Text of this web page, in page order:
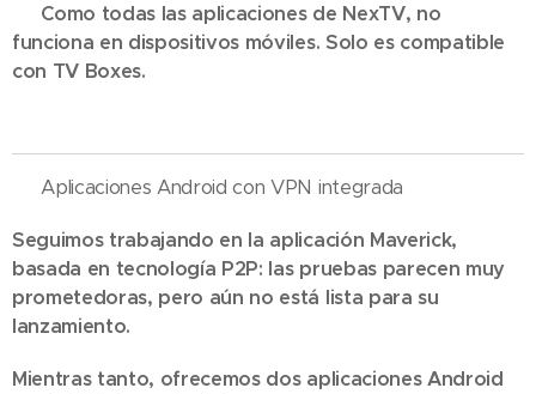
⚠️ Como todas las aplicaciones de NexTV, no
funciona en dispositivos móviles. Solo es compatible
con TV Boxes.
📢 Aplicaciones Android con VPN integrada
Seguimos trabajando en la aplicación Maverick,
basada en tecnología P2P: las pruebas parecen muy
prometedoras, pero aún no está lista para su
lanzamiento.
Mientras tanto, ofrecemos dos aplicaciones Android